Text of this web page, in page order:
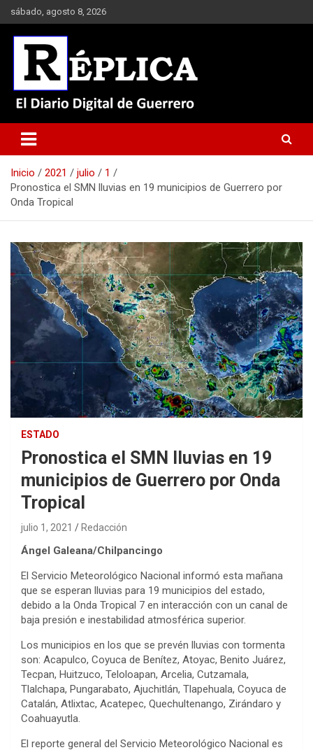
Saltar
al
contenido
sábado, agosto 8, 2026
Réplica
Inicio 2021 julio
1
Pronostica el SMN lluvias en 19 municipios de Guerrero por
Onda Tropical
ESTADO
Pronostica el SMN lluvias en 19
municipios de Guerrero por Onda
Tropical
julio 1, 2021 Redacción
Ángel Galeana/Chilpancingo
El Servicio Meteorológico Nacional informó esta mañana
que se esperan lluvias para 19 municipios del estado,
debido a la Onda Tropical 7 en interacción con un canal de
baja presión e inestabilidad atmosférica superior.
Los municipios en los que se prevén lluvias con tormenta
son: Acapulco, Coyuca de Benítez, Atoyac, Benito Juárez,
Tecpan, Huitzuco, Teloloapan, Arcelia, Cutzamala,
Tlalchapa, Pungarabato, Ajuchitlán, Tlapehuala, Coyuca de
Catalán, Atlixtac, Acatepec, Quechultenango, Zirándaro y
Coahuayutla.
El reporte general del Servicio Meteorológico Nacional es